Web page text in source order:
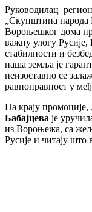
Руководилац
„Скупштина народа
Вороњешког дома
важну улогу
стабилности и
наша земља је
неизоставно се
равноправност у
На крају промоције,
Бабајцева је
из Вороњежа, са
Русије и читају